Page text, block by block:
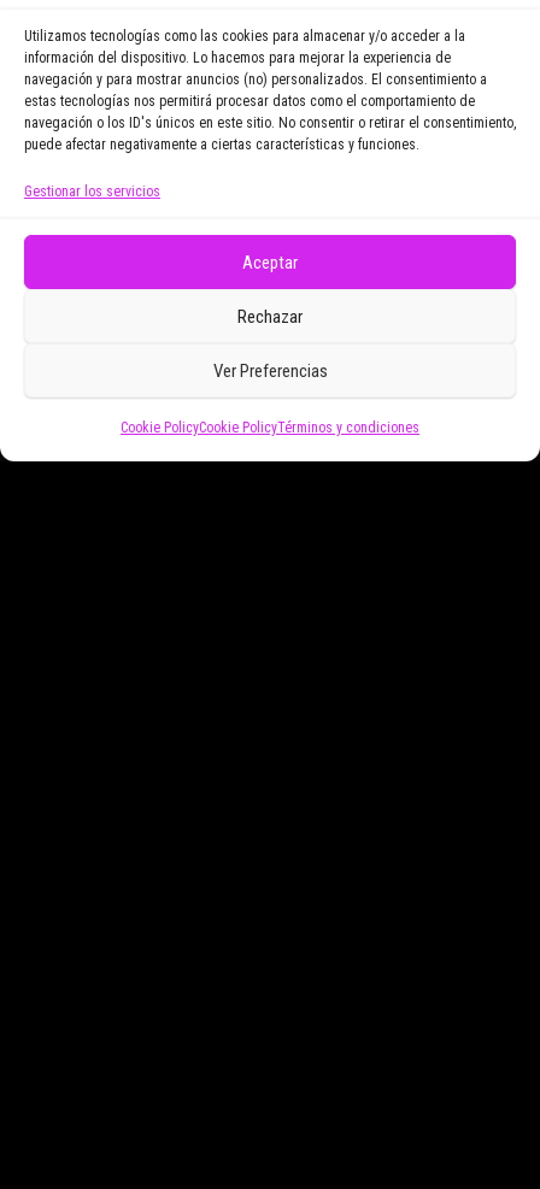
Utilizamos tecnologías como las cookies para almacenar y/o acceder a la
información del dispositivo. Lo hacemos para mejorar la experiencia de
navegación y para mostrar anuncios (no) personalizados. El consentimiento a
estas tecnologías nos permitirá procesar datos como el comportamiento de
navegación o los ID's únicos en este sitio. No consentir o retirar el consentimiento,
puede afectar negativamente a ciertas características y funciones.
Gestionar los servicios
Aceptar
Rechazar
Ver Preferencias
Cookie PolicyCookie PolicyTérminos y condiciones
Email Address
electrónicos promocionales de Zoomdestinos.es
Funciona gracias aWordPress |Tema:Envo Magazine